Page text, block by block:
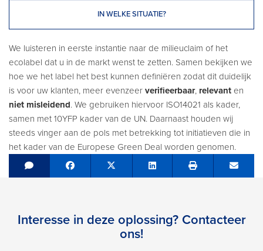
IN WELKE SITUATIE?
We luisteren in eerste instantie naar de milieuclaim of het
ecolabel dat u in de markt wenst te zetten. Samen bekijken we
hoe we het label het best kunnen definiëren zodat dit duidelijk
is voor uw klanten, meer evenzeer verifieerbaar, relevant en
niet misleidend. We gebruiken hiervoor ISO14021 als kader,
samen met 10YFP kader van de UN. Daarnaast houden wij
steeds vinger aan de pols met betrekking tot initiatieven die in
het kader van de Europese Green Deal worden genomen.
Share on Facebook
Tweet Share on LinkedIn Send
Interesse in deze oplossing? Contacteer
ons!